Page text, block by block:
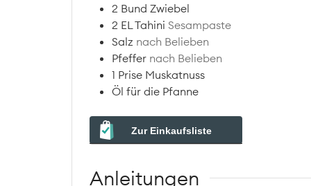
2 Bund Zwiebel
2 EL Tahini Sesampaste
Salz nach Belieben
Pfeffer nach Belieben
1 Prise Muskatnuss
Öl für die Pfanne
Zur Einkaufsliste
Anleitungen